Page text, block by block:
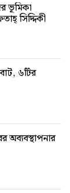
ভূমিকা
সিদ্দিকী
৬টির
অব্যবস্থাপনার